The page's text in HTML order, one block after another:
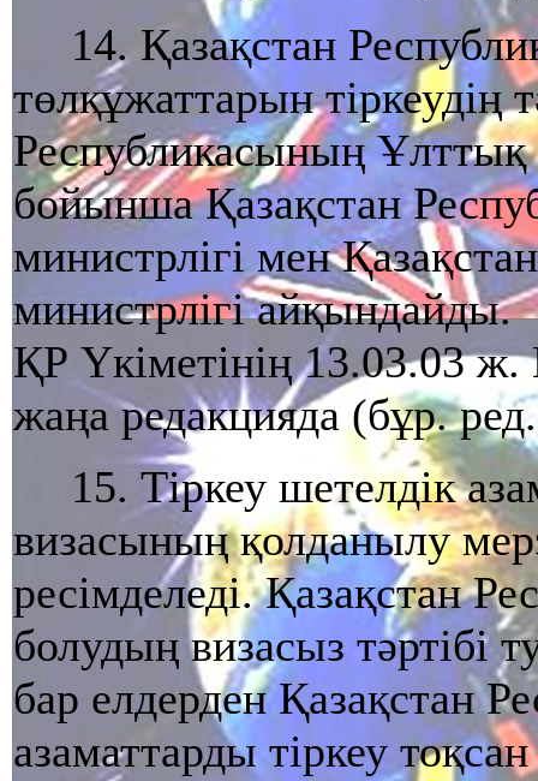
14. Қазақстан
төлқұжаттарын тiркеудiң
Республикасының
бойынша Қазақстан
министрлiгi мен
министрлiгi айқындайды.
ҚР Үкіметінің 13.03.03
жаңа редакцияда (бұр.
15. Тiркеу шетелдiк
визасының қолданылу
ресiмделедi. Қазақстан
болудың визасыз тәртiбi
бар елдерден Қазақстан
азаматтарды тiркеу